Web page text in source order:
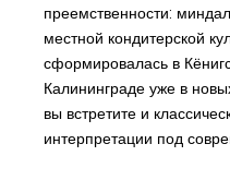
преемственности:
местной кондитерской
сформировалась в
Калининграде уже в
вы встретите и
интерпретации под